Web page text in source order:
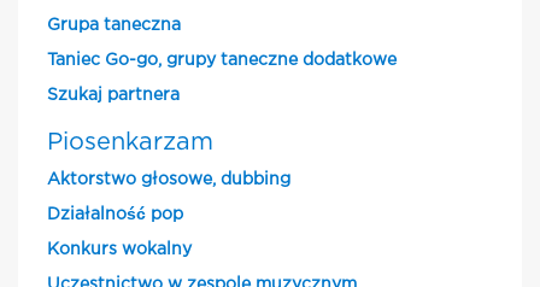
Grupa taneczna
Taniec Go-go, grupy taneczne dodatkowe
Szukaj partnera
Piosenkarzam
Aktorstwo głosowe, dubbing
Działalność pop
Konkurs wokalny